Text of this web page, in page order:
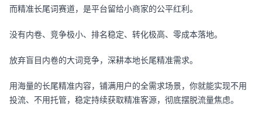
而精准长尾词赛道，是平台留给小商家的公平红利。
没有内卷、竞争极小、排名稳定、转化极高、零成本落地。
放弃盲目内卷的大词竞争，深耕本地长尾精准需求。
用海量的长尾精准内容，铺满用户的全需求场景，你就能实现不用
投流、不用托管，稳定持续获取精准客源，彻底摆脱流量焦虑。